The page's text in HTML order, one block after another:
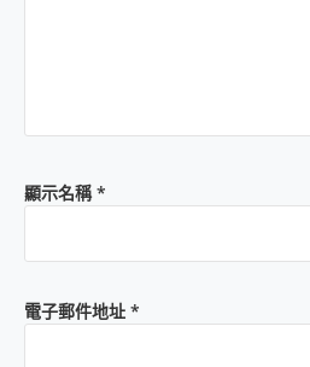
顯示名稱*
電子郵件地址 *